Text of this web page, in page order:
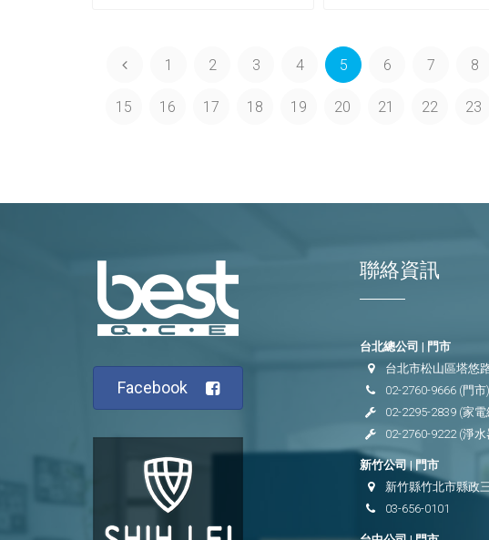
1 2 3 4 5 6 7 8
15 16 17 18 19 20 21 22 23
Facebook
聯絡資訊
台北總公司 | 門市
台北市松山區塔悠
02-2760-9666(門市)
02-2295-2839(家電
02-2760-9222(淨水
新竹公司 | 門市
新竹縣竹北市縣政
03-656-0101